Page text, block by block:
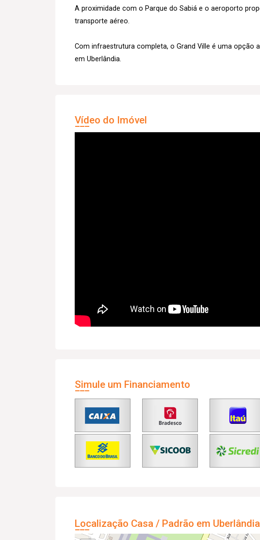
A proximidade com o Parque do Sabiá e o aeroporto
transporte aéreo.
Com infraestrutura completa, o Grand Ville é uma opção
em Uberlândia.
Vídeo do Imóvel
Simule um Financiamento
Localização Casa / Padrão em Uberlândia